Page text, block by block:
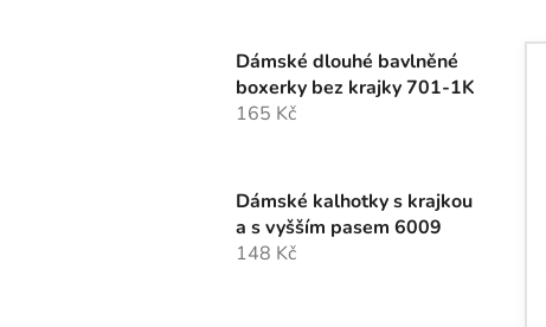
Dámské dlouhé bavlněné
boxerky bez krajky 701-1K
165 Kč
Dámské kalhotky s krajkou
a s vyšším pasem 6009
148 Kč